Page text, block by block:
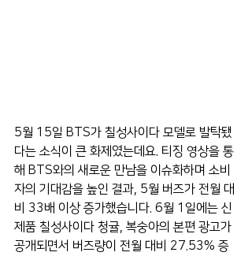
5월 15일 BTS가 칠성사이다 모델로 발탁됐
다는 소식이 큰 화제였는데요. 티징 영상을 통
해 BTS와의 새로운 만남을 이슈화하며 소비
자의 기대감을 높인 결과, 5월 버즈가 전월 대
비 33배 이상 증가했습니다. 6월 1일에는 신
제품 칠성사이다 청귤, 복숭아의 본편 광고가
공개되면서 버즈량이 전월 대비 27.53% 증